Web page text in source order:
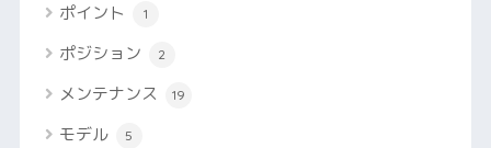
ポイント 1
ポジション 2
メンテナンス 19
モデル 5